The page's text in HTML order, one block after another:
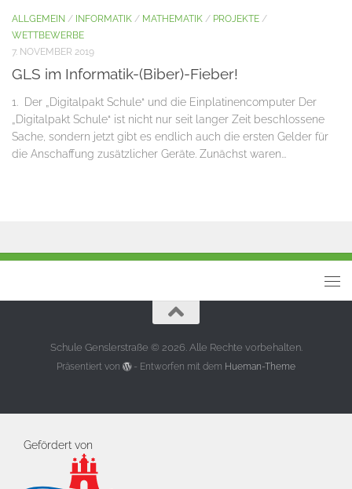
ALLGEMEIN / INFORMATIK / MATHEMATIK / PROJEKTE /
WETTBEWERBE
7. NOVEMBER 2019
GLS im Informatik-(Biber)-Fieber!
1. Der „Digitalpakt Schule“ und die Einplatinencomputer Der
„Digitalpakt Schule“ ist nicht nur seit langer Zeit beschlossene
Sache, sondern jetzt gibt es endlich auch die ersten Gelder für
die Anschaffung zusätzlicher Geräte. Zunächst waren...
Schule Genslerstraße © 2026. Alle Rechte vorbehalten.
Präsentiert von - Entworfen mit dem Hueman-Theme
Gefördert von